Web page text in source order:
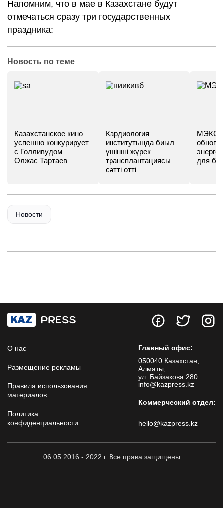
Напомним, что в мае в Казахстане будут
отмечаться сразу три государственных
праздника:
Новость по теме
Казахстанское кино
успешно конкурирует
с Голливудом —
Олжас Тартаев
Кардиология
институтында биыл
үшінші жүрек
трансплантациясы
сәтті өтті
МЭКС -
для
Новости
О нас
Размещение рекламы
Правила использования
материалов
Политика
конфиденциальности
Главный офис:
050040 Казахстан,
Алматы,
ул. Байзакова 280
info@kazpress.kz
Коммерческий отдел:
hello@kazpress.kz
06.05.2016 - 2022 г. Все права защищены